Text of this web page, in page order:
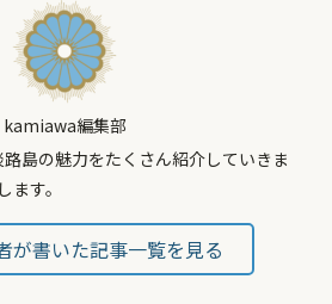
kamiawa編集部
島の魅力をたくさん紹介していきま
す。
が書いた記事一覧を見る